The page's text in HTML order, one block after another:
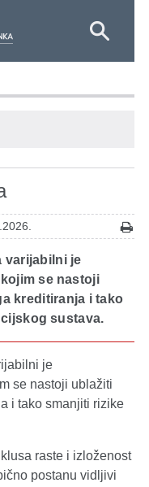
varijabilni je
se nastoji
kreditiranja i tako
sustava.
je
se nastoji ublažiti
i tako smanjiti rizike
raste i izloženost
postanu vidljivi